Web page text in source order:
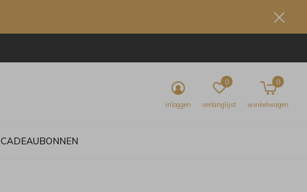
CADEAUBONNEN
inloggen verlanglijst
0
winkelwagen
0